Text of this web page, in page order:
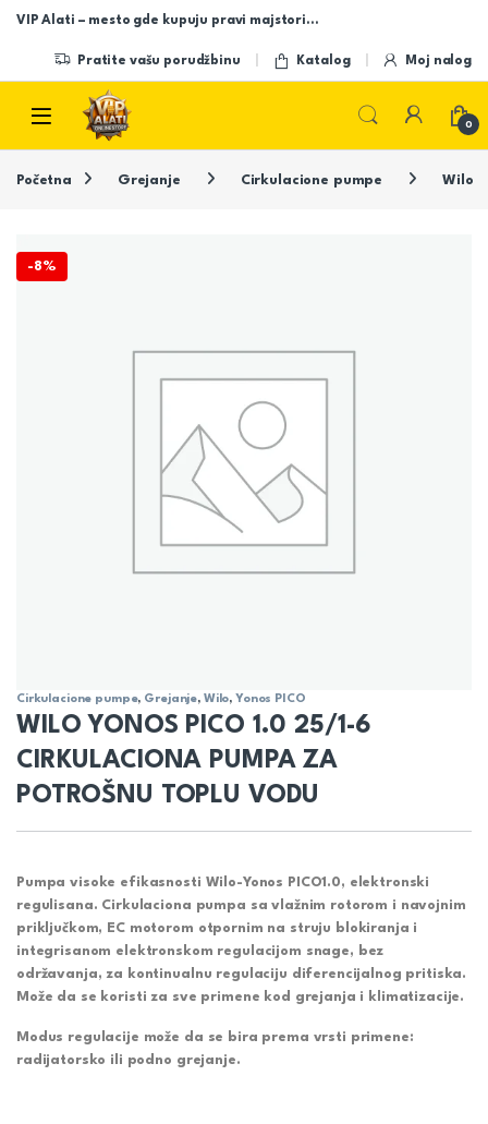
Skip to navigation
Skip to content
VIP Alati – mesto gde kupuju pravi majstori…
Pratite vašu porudžbinu Katalog Moj nalog
Open
0
Početna Grejanje Cirkulacione pumpe Wilo
-8%
Cirkulacione pumpe, Grejanje, Wilo, Yonos PICO
WILO YONOS PICO 1.0 25/1-6
CIRKULACIONA PUMPA ZA
POTROŠNU TOPLU VODU
Pumpa visoke efikasnosti Wilo-Yonos PICO1.0, elektronski
regulisana. Cirkulaciona pumpa sa vlažnim rotorom i navojnim
priključkom, EC motorom otpornim na struju blokiranja i
integrisanom elektronskom regulacijom snage, bez
održavanja, za kontinualnu regulaciju diferencijalnog pritiska.
Može da se koristi za sve primene kod grejanja i klimatizacije.
Modus regulacije može da se bira prema vrsti primene:
radijatorsko ili podno grejanje.